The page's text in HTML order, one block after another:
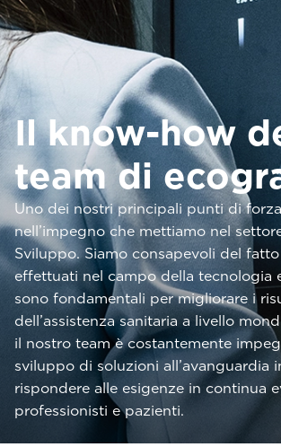
Il know-how
team di
Uno dei nostri principali punti di
nell’impegno che mettiamo nel
Sviluppo. Siamo consapevoli del
effettuati nel campo della tecnologia
sono fondamentali per migliorare i
dell’assistenza sanitaria a livello
il nostro team è costantemente
sviluppo di soluzioni all’avanguardia
rispondere alle esigenze in continua
professionisti e pazienti.